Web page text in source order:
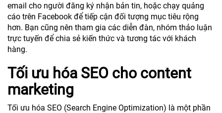
email cho người đăng ký nhận bản tin, hoặc chạy quảng
cáo trên Facebook để tiếp cận đối tượng mục tiêu rộng
hơn. Bạn cũng nên tham gia các diễn đàn, nhóm thảo luận
trực tuyến để chia sẻ kiến thức và tương tác với khách
hàng.
Tối ưu hóa SEO cho content
marketing
Tối ưu hóa SEO (Search Engine Optimization) là một phần